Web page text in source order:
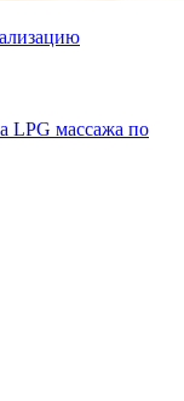
LPG массажа по